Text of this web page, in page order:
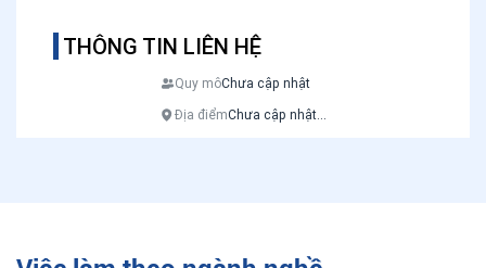
THÔNG TIN LIÊN HỆ
Quy môChưa cập nhật
Địa điểmChưa cập nhật...